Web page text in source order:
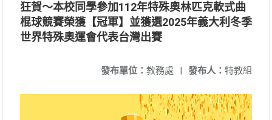
狂賀～本校同學參加112年特殊奧林匹克軟式曲
棍球競賽榮獲【冠軍】並獲選2025年義大利冬季
世界特殊奧運會代表台灣出賽
發布人： 特教組
發布單位： 教務處 |